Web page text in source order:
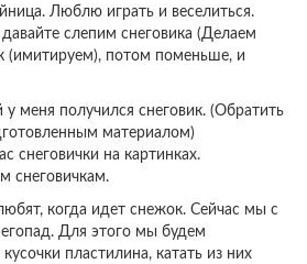
Люблю играть и веселиться.
слепим снеговика (Делаем
(имитируем), потом поменьше, и
меня получился снеговик. (Обратить
материалом)
снеговички на картинках.
снеговичкам.
когда идет снежок. Сейчас мы с
Для этого мы будем
пластилина, катать из них